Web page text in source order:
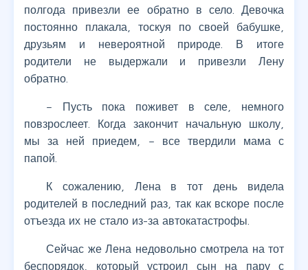
полгода привезли ее обратно в село. Девочка
постоянно плакала, тоскуя по своей бабушке,
друзьям и невероятной природе. В итоге
родители не выдержали и привезли Лену
обратно.
– Пусть пока поживет в селе, немного
повзрослеет. Когда закончит начальную школу,
мы за ней приедем, – все твердили мама с
папой.
К сожалению, Лена в тот день видела
родителей в последний раз, так как вскоре после
отъезда их не стало из-за автокатастрофы.
Сейчас же Лена недовольно смотрела на тот
беспорядок, который устроил сын на пару с